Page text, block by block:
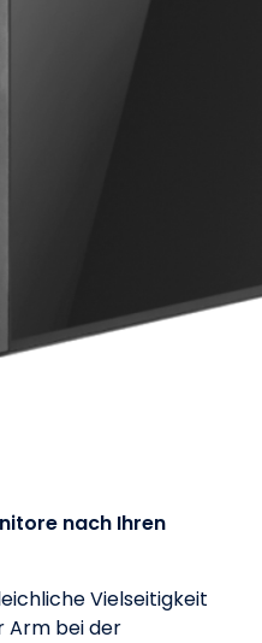
nach Ihren
Vielseitigkeit
Arm bei der